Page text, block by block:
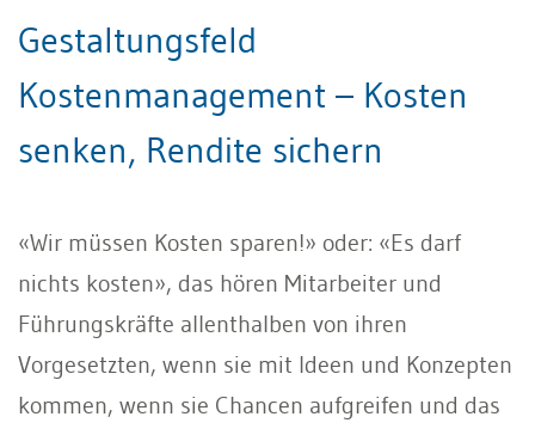
Gestaltungsfeld
Kostenmanagement – Kosten
senken, Rendite sichern
«Wir müssen Kosten sparen!» oder: «Es darf
nichts kosten», das hören Mitarbeiter und
Führungskräfte allenthalben von ihren
Vorgesetzten, wenn sie mit Ideen und Konzepten
kommen, wenn sie Chancen aufgreifen und das